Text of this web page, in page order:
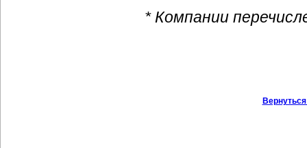
* Компании